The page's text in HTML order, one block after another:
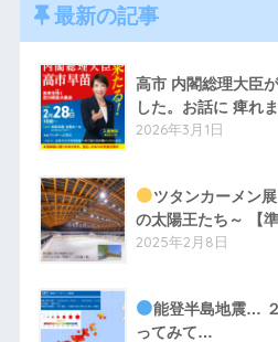
最新の記事
高市 内閣総理大臣
した。お話に 痺れま
2026年3月1日
ツタンカーメン
の太陽王たち～ 【
2025年2月8日
能登半島地震…
ってみて…